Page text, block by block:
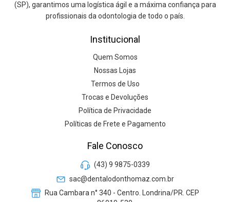
(SP), garantimos uma logística ágil e a máxima confiança para
profissionais da odontologia de todo o país.
Institucional
Quem Somos
Nossas Lojas
Termos de Uso
Trocas e Devoluções
Política de Privacidade
Políticas de Frete e Pagamento
Fale Conosco
(43) 9 9875-0339
sac@dentalodonthomaz.com.br
Rua Cambara n° 340 - Centro. Londrina/PR. CEP